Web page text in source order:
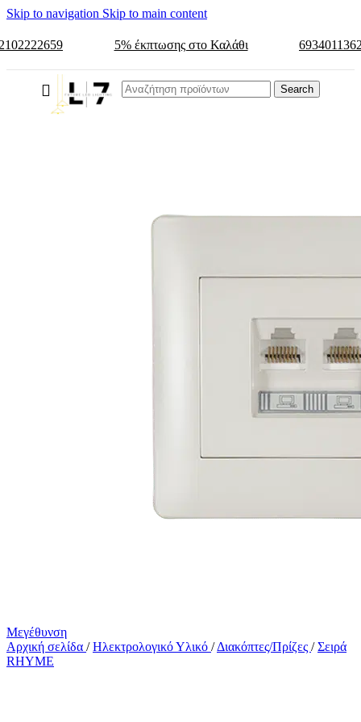
Skip to navigation Skip to main content
5% έκπτωσης στο Καλάθι
Search
Μεγέθυνση
Αρχική σελίδα / Ηλεκτρολογικό Υλικό / Διακόπτες/Πρίζες / Σειρά
RHYME